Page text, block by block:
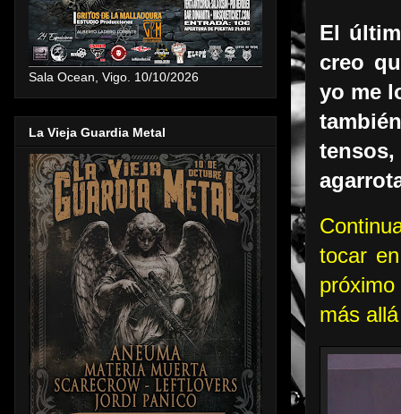
El
creo
yo me
tocar
más
Sala Ocean, Vigo. 10/10/2026
La Vieja Guardia Metal